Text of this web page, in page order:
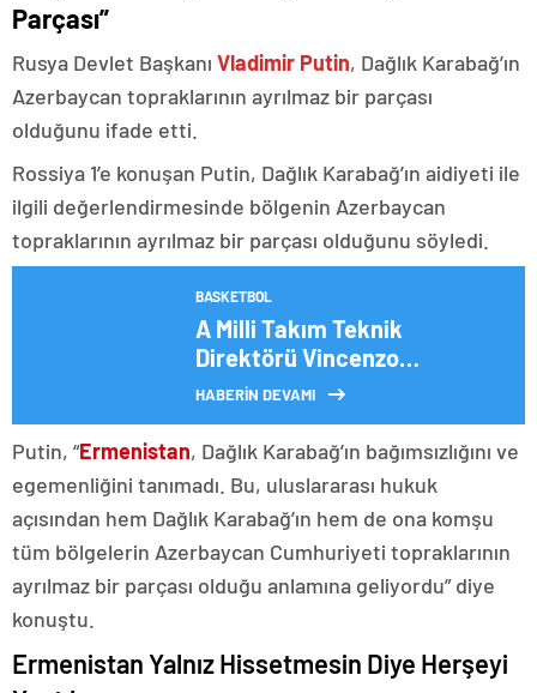
Parçası”
Rusya Devlet Başkanı Vladimir Putin, Dağlık Karabağ’ın
Azerbaycan topraklarının ayrılmaz bir parçası
olduğunu ifade etti.
Rossiya 1’e konuşan Putin, Dağlık Karabağ’ın aidiyeti ile
ilgili değerlendirmesinde bölgenin Azerbaycan
topraklarının ayrılmaz bir parçası olduğunu söyledi.
BASKETBOL
A Milli Takım Teknik
Direktörü Vincenzo
Montella’dan Semih Kılıçsoy
belki…’
HABERİN DEVAMI
Putin, “Ermenistan, Dağlık Karabağ’ın bağımsızlığını ve
egemenliğini tanımadı. Bu, uluslararası hukuk
açısından hem Dağlık Karabağ’ın hem de ona komşu
tüm bölgelerin Azerbaycan Cumhuriyeti topraklarının
ayrılmaz bir parçası olduğu anlamına geliyordu” diye
konuştu.
Ermenistan Yalnız Hissetmesin Diye Herşeyi